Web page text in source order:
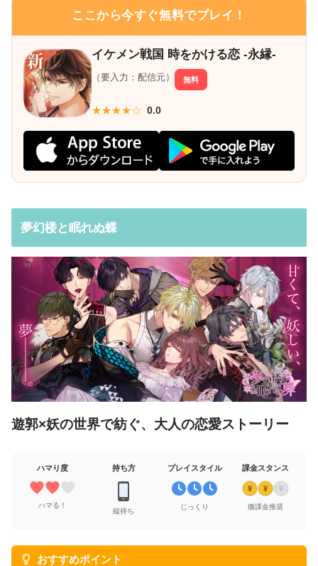
ここから今すぐ無料でプレイ！
イケメン戦国 時をかける恋 -永縁-
（要入力：配信元） 無料
★★★★☆ 0.0
夢幻楼と眠れぬ蝶
遊郭×妖の世界で紡ぐ、大人の恋愛ストーリー
ハマり度
ハマる！
持ち方
縦持ち
プレイスタイル
じっくり
課金スタンス
¥ ¥ ¥
微課金推奨
おすすめポイント